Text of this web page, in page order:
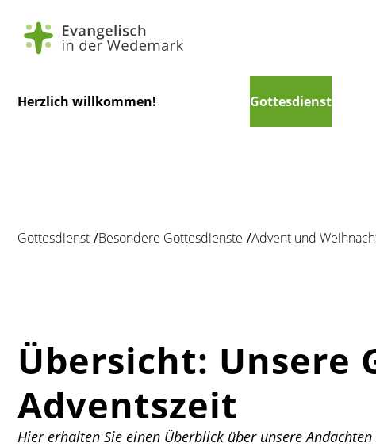
überspringen
Herzlich willkommen! Gottesdienst
Gottesdienst Besondere Gottesdienste Advent und
Übersicht: Unsere
Adventszeit
Hier erhalten Sie einen Überblick über unsere